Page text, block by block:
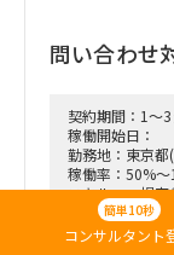
クライアント
②SKUのプライ
幅を決定し、実
また、価格弾力
■プロジェクト
モジュールリ
■稼働率
100%
■プロジェクト
問い合わせ
契約期間：1～
稼働開始日：
勤務地：東京都
稼働率：50%
スキル：・損
・業務プロセス
・データ分析経
簡単10秒
コンサルタント